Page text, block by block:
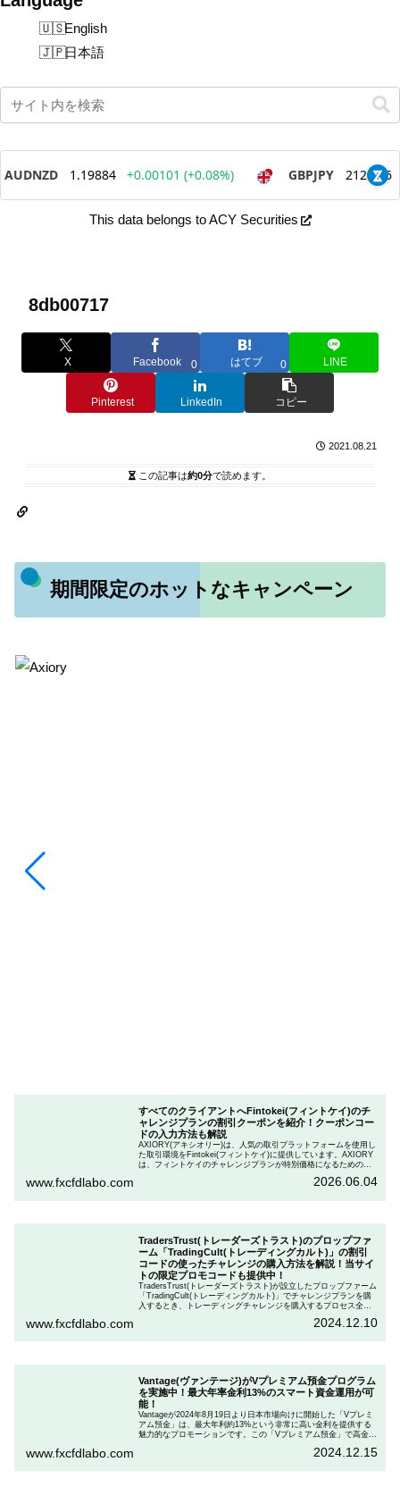
English
日本語
This data belongs to ACY Securities
8db00717
X Facebook 0 はてブ 0 LINE
Pinterest LinkedIn コピー
2021.08.21
この記事は約0分で読めます。
期間限定のホットなキャンペーン
すべてのクライアントへFintokei(フィントケイ)のチ
ャレンジプランの割引クーポンを紹介！クーポンコー
ドの入力方法も解説
AXIORY(アキシオリー)は、人気の取引プラットフォームを使用し
た取引環境をFintokei(フィントケイ)に提供しています。AXIORY
は、フィントケイのチャレンジプランが特別価格になるためのク
ランを申し込むときのクーポンコードを入力して割引にする方法
www.fxcfdlabo.com 2026.06.04
TradersTrust(トレーダーズトラスト)のプロップファ
ーム「TradingCult(トレーディングカルト)」の割引
コードの使ったチャレンジの購入方法を解説！当サイ
トの限定プロモコードも提供中！
TradersTrust(トレーダーズトラスト)が設立したプロップファーム
「TradingCult(トレーディングカルト)」でチャレンジプランを購
入するとき、トレーディングチャレンジを購入するプロセス全体
ます。さらに、TradingCultがほぼ定期的に実施している割引コー
www.fxcfdlabo.com 2024.12.10
Vantage(ヴァンテージ)がVプレミアム預金プログラム
を実施中！最大年率金利13%のスマート資金運用が可
能！
Vantageが2024年8月19日より日本市場向けに開始した「Vプレミ
アム預金」は、最大年利約13%という非常に高い金利を提供する
魅力的なプロモーションです。この「Vプレミアム預金」で高金利
「Vプレミアム預金」を行いたい人は、この記事をしっかりと読ん
www.fxcfdlabo.com 2024.12.15